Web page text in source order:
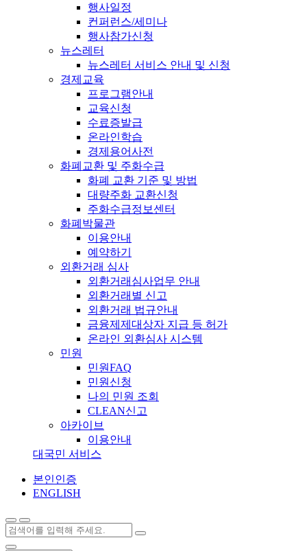
행사일정
컨퍼런스/세미나
행사참가신청
뉴스레터
뉴스레터 서비스 안내 및 신청
경제교육
프로그램안내
교육신청
수료증발급
온라인학습
경제용어사전
화폐교환 및 주화수급
화폐 교환 기준 및 방법
대량주화 교환신청
주화수급정보센터
화폐박물관
이용안내
예약하기
외환거래 심사
외환거래심사업무 안내
외환거래별 신고
외환거래 법규안내
금융제제대상자 지급 등 허가
온라인 외환심사 시스템
민원
민원FAQ
민원신청
나의 민원 조회
CLEAN신고
아카이브
이용안내
대국민 서비스
본인인증
ENGLISH